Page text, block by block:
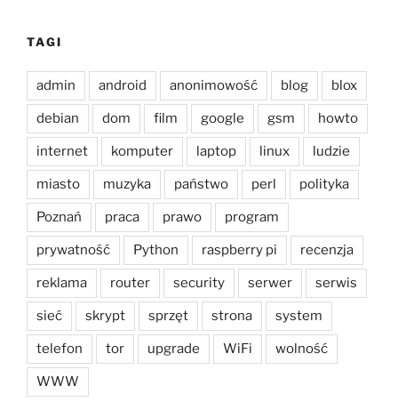
TAGI
admin android anonimowość blog blox
debian dom film google gsm howto
internet komputer laptop linux ludzie
miasto muzyka państwo perl polityka
Poznań praca prawo program
prywatność Python raspberry pi recenzja
reklama router security serwer serwis
sieć skrypt sprzęt strona system
telefon tor upgrade WiFi wolność
WWW